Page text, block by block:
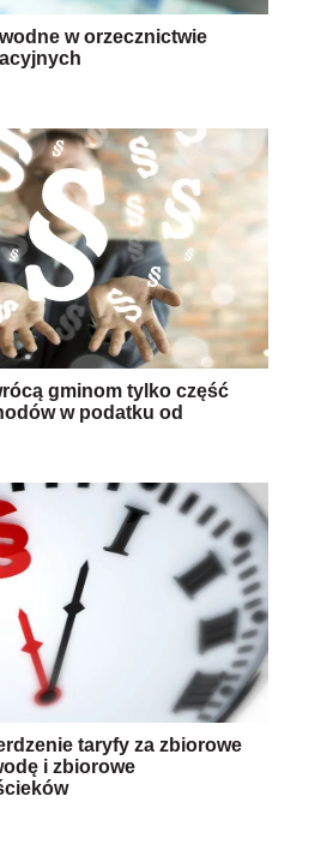
wodne w orzecznictwie
gminom tylko część
w podatku od
taryfy za zbiorowe
i zbiorowe